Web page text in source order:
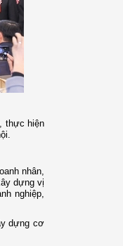
thực hiện
nhân,
dựng vị
nghiệp,
dựng cơ